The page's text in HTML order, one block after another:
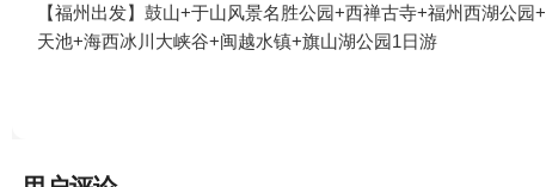
【福州出发】鼓山+于山风景名胜公园+西禅古寺+福州西湖公
天池+海西冰川大峡谷+闽越水镇+旗山湖公园1日游